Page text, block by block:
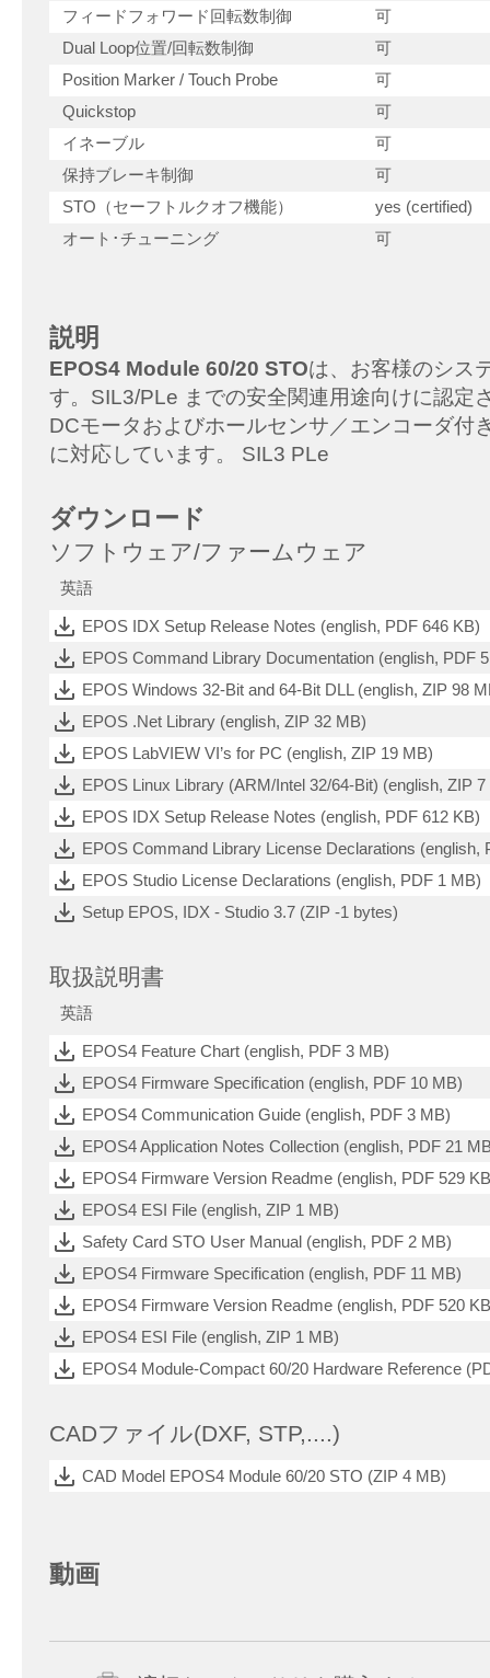
フィードフォワード回転数制御
可
Dual Loop位置/回転数制御
可
Position Marker / Touch Probe
可
Quickstop
可
イネーブル
可
保持ブレーキ制御
可
STO（セーフトルクオフ機能）
yes (certified)
オート･チューニング
可
説明
EPOS4 Module 60/20 STOは、お客様のシス
す。SIL3/PLe までの安全関連用途向けに認定
DCモータおよびホールセンサ／エンコーダ付
に対応しています。 SIL3 PLe
ダウンロード
ソフトウェア/ファームウェア
英語
EPOS IDX Setup Release Notes (english, PDF 646 KB)
EPOS Command Library Documentation (english, PDF
EPOS Windows 32-Bit and 64-Bit DLL (english, ZIP 98
EPOS .Net Library (english, ZIP 32 MB)
EPOS LabVIEW VI’s for PC (english, ZIP 19 MB)
EPOS Linux Library (ARM/Intel 32/64-Bit) (english, ZIP
EPOS IDX Setup Release Notes (english, PDF 612 KB)
EPOS Command Library License Declarations (english,
EPOS Studio License Declarations (english, PDF 1 MB)
Setup EPOS, IDX - Studio 3.7 (ZIP -1 bytes)
取扱説明書
英語
EPOS4 Feature Chart (english, PDF 3 MB)
EPOS4 Firmware Specification (english, PDF 10 MB)
EPOS4 Communication Guide (english, PDF 3 MB)
EPOS4 Application Notes Collection (english, PDF 21
EPOS4 Firmware Version Readme (english, PDF 529
EPOS4 ESI File (english, ZIP 1 MB)
Safety Card STO User Manual (english, PDF 2 MB)
EPOS4 Firmware Specification (english, PDF 11 MB)
EPOS4 Firmware Version Readme (english, PDF 520
EPOS4 ESI File (english, ZIP 1 MB)
EPOS4 Module-Compact 60/20 Hardware Reference
CADファイル(DXF, STP,....)
CAD Model EPOS4 Module 60/20 STO (ZIP 4 MB)
動画